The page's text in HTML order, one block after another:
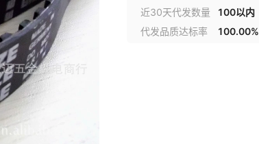
近30天代发数量 100以内
代发品质达标率
100.00%